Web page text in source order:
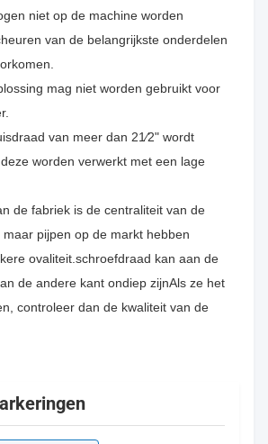
niet op de machine worden
van de belangrijkste onderdelen
mag niet worden gebruikt voor
van meer dan 21⁄2" wordt
worden verwerkt met een lage
de fabriek is de centraliteit van de
pijpen op de markt hebben
ovaliteit.schroefdraad kan aan de
de andere kant ondiep zijnAls ze het
controleer dan de kwaliteit van de